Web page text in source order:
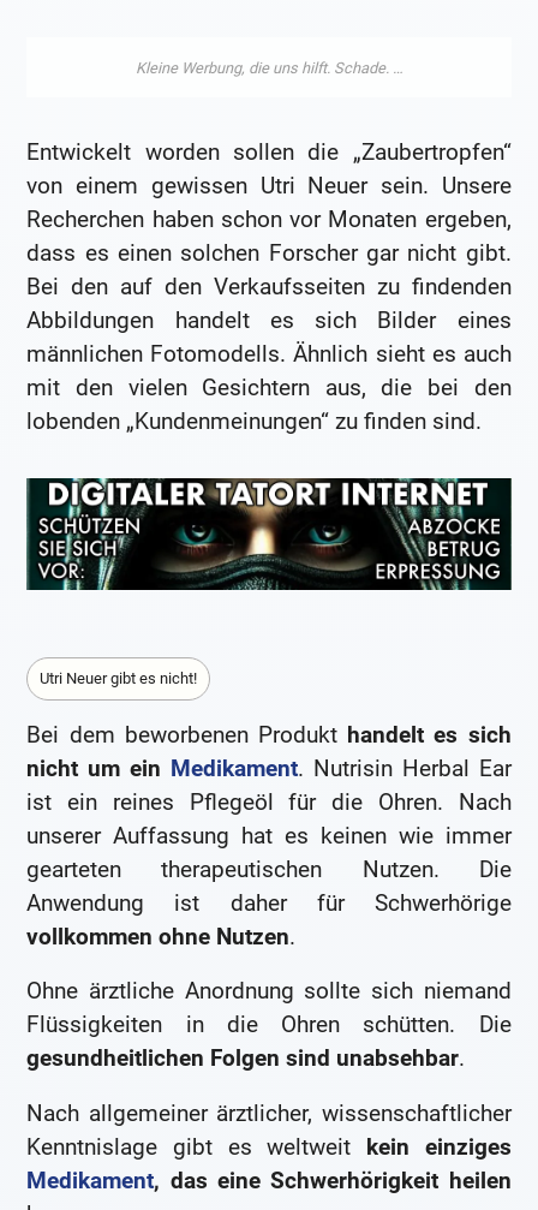
Entwickelt worden sollen die „Zaubertropfen“
von einem gewissen Utri Neuer sein. Unsere
Recherchen haben schon vor Monaten ergeben,
dass es einen solchen Forscher gar nicht gibt.
Bei den auf den Verkaufsseiten zu findenden
Abbildungen handelt es sich Bilder eines
männlichen Fotomodells. Ähnlich sieht es auch
mit den vielen Gesichtern aus, die bei den
lobenden „Kundenmeinungen“ zu finden sind.
Utri Neuer gibt es nicht!
Bei dem beworbenen Produkt handelt es sich
nicht um ein Medikament. Nutrisin Herbal Ear
ist ein reines Pflegeöl für die Ohren. Nach
unserer Auffassung hat es keinen wie immer
gearteten therapeutischen Nutzen. Die
Anwendung ist daher für Schwerhörige
vollkommen ohne Nutzen.
Ohne ärztliche Anordnung sollte sich niemand
Flüssigkeiten in die Ohren schütten. Die
gesundheitlichen Folgen sind unabsehbar.
Nach allgemeiner ärztlicher, wissenschaftlicher
Kenntnislage gibt es weltweit kein einziges
Medikament, das eine Schwerhörigkeit heilen